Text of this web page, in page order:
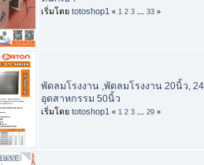
เริ่มโดย totoshop1 « 1 2 3 33 »
พัดลมโรงงาน ,พัดลมโรงงาน 20นิ้ว,
อุตสาหกรรม 50นิ้ว
เริ่มโดย totoshop1 « 1 2 3 29 »